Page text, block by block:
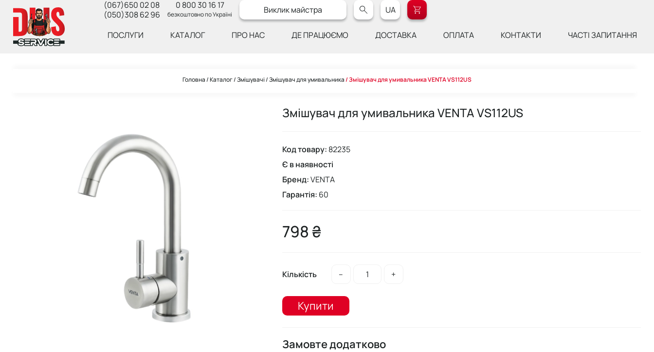
(067)650 02 08
(050)308 62 96
0 800 30 16 17
безкоштовно по Україні Виклик майстра UA
ПОСЛУГИ КАТАЛОГ ПРО НАС ДЕ ПРАЦЮЄМО ДОСТАВКА ОПЛАТА КОНТАКТИ ЧАСТІ ЗАПИТАННЯ
Головна Каталог Змішувачі Змішувач для умивальника Змішувач для умивальника VENTA VS112US
Змішувач для умивальника VENTA VS112US
Код товару: 82235
Є в наявності
Бренд:VENTA
Гарантія: 60
798 ₴
Кількість – +
Купити
Замовте додатково